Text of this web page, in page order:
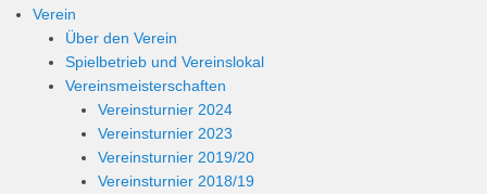
Verein
Über den Verein
Spielbetrieb und Vereinslokal
Vereinsmeisterschaften
Vereinsturnier 2024
Vereinsturnier 2023
Vereinsturnier 2019/20
Vereinsturnier 2018/19